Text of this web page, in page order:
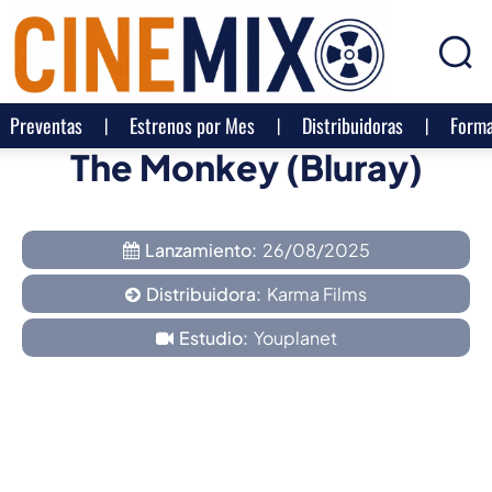
Preventas Estrenos por Mes Distribuidoras
The Monkey (Bluray)
Lanzamiento: 26/08/2025
Distribuidora: Karma Films
Estudio: Youplanet